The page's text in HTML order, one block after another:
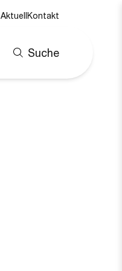
Suche
AktuellKontakt